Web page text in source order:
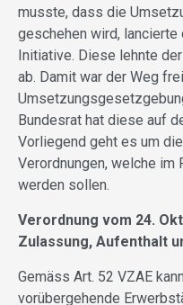
musste, dass die
geschehen wird,
Initiative. Diese lehnte
ab. Damit war der Weg
Bundesrat hat diese auf
Vorliegend geht es um
Verordnungen, welche
werden sollen.
Verordnung vom 24.
Zulassung, Aufenthalt
Gemäss Art. 52 VZAE
vorübergehende